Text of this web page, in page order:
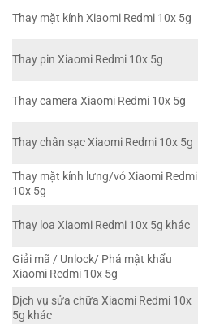
Thay mặt kính Xiaomi Redmi 10x 5g
Thay pin Xiaomi Redmi 10x 5g
Thay camera Xiaomi Redmi 10x 5g
Thay chân sạc Xiaomi Redmi 10x 5g
Thay mặt kính lưng/vỏ Xiaomi Redmi
10x 5g
Thay loa Xiaomi Redmi 10x 5g khác
Giải mã / Unlock/ Phá mật khẩu
Xiaomi Redmi 10x 5g
Dịch vụ sửa chữa Xiaomi Redmi 10x
5g khác